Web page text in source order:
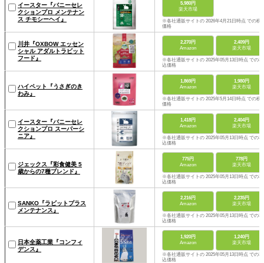
イースター『バニーセレ
クションプロ メンテナン
ス チモシーヘイ』
5,980円
楽天市場
※各社通販サイトの 2026年4月21日時点 での税
価格
川井『OXBOW エッセン
シャル アダルトラビット
フード』
2,270円
Amazon
2,409円
楽天市場
※各社通販サイトの 2025年05月13日時点 での税
込価格
ハイペット『うさぎのき
わみ』
1,869円
Amazon
1,980円
楽天市場
※各社通販サイトの 2025年5月14日時点 での税
価格
イースター『バニーセレ
クションプロ スーパーシ
ニア』
1,418円
Amazon
2,404円
楽天市場
※各社通販サイトの 2025年05月13日時点 での税
込価格
ジェックス『彩食健美 5
歳からの7種ブレンド』
775円
Amazon
778円
楽天市場
※各社通販サイトの 2025年05月13日時点 での税
込価格
SANKO『ラビットプラス
メンテナンス』
2,216円
Amazon
2,235円
楽天市場
※各社通販サイトの 2025年05月13日時点 での税
込価格
日本全薬工業『コンフィ
デンス』
1,920円
Amazon
1,240円
楽天市場
※各社通販サイトの 2025年05月13日時点 での税
込価格